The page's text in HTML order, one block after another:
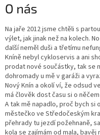
O nás
Na jaře 2012 jsme chtěli s
výlet, jak jinak než na kolech.
další neměl duši a třetímu
Kníně nebyl cykloservis a ani
prodat nové součástky, tak se
dohromady u mě v garáži a
Nový Knín a okolí ví, že odsud
má člověk dost času si o
A tak mě napadlo, proč bych si
městečko ve Středočeským
přehrady tu jezdí požehnaně,
kola se zajímám od mala,